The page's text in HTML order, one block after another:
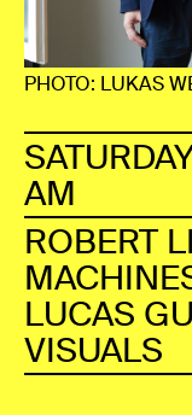
PHOTO: LUKAS
AM
ROBERT
LUCAS
VISUALS